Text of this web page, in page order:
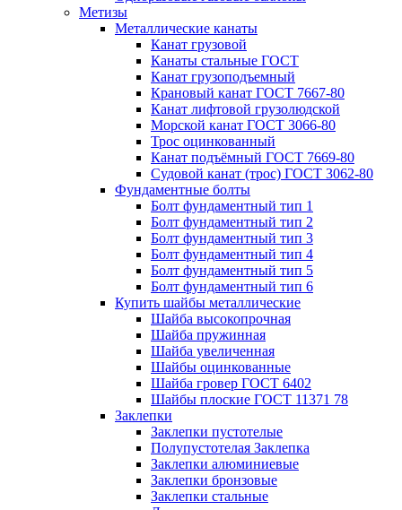
Метизы
Металлические канаты
Канат грузовой
Канаты стальные ГОСТ
Канат грузоподъемный
Крановый канат ГОСТ 7667-80
Канат лифтовой грузолюдской
Морской канат ГОСТ 3066-80
Трос оцинкованный
Канат подъёмный ГОСТ 7669-80
Судовой канат (трос) ГОСТ 3062-80
Фундаментные болты
Болт фундаментный тип 1
Болт фундаментный тип 2
Болт фундаментный тип 3
Болт фундаментный тип 4
Болт фундаментный тип 5
Болт фундаментный тип 6
Купить шайбы металлические
Шайба высокопрочная
Шайба пружинная
Шайба увеличенная
Шайбы оцинкованные
Шайба гровер ГОСТ 6402
Шайбы плоские ГОСТ 11371 78
Заклепки
Заклепки пустотелые
Полупустотелая Заклепка
Заклепки алюминиевые
Заклепки бронзовые
Заклепки стальные